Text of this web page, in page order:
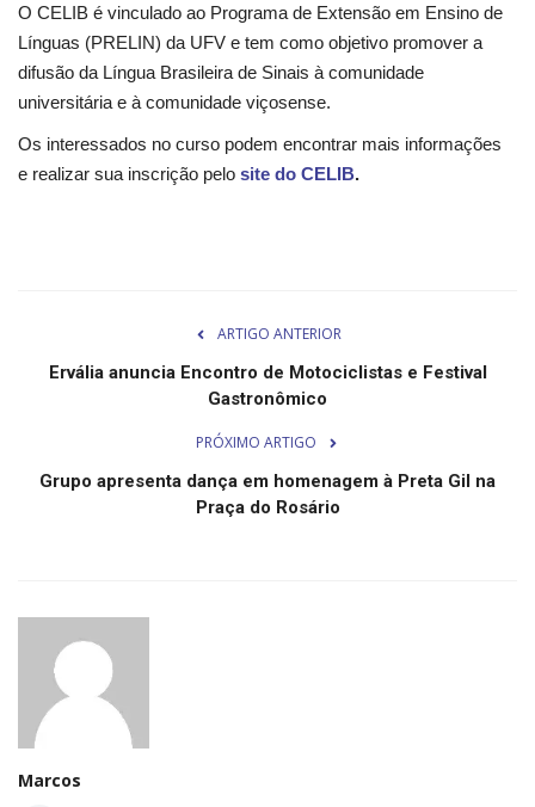
Trânsito
Segurança Pública
Economia
Justiça
Minas Gerais
O CELIB é vinculado ao Programa de Extensão em Ensino de
Línguas (PRELIN) da UFV e tem como objetivo promover a
difusão da Língua Brasileira de Sinais à comunidade
universitária e à comunidade viçosense.
Os interessados no curso podem encontrar mais informações
e realizar sua inscrição pelo site do CELIB.
ARTIGO ANTERIOR
Ervália anuncia Encontro de Motociclistas e Festival
Gastronômico
PRÓXIMO ARTIGO
Grupo apresenta dança em homenagem à Preta Gil na
Praça do Rosário
Marcos